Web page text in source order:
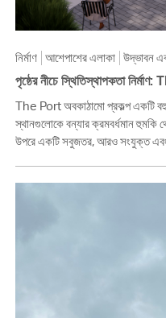
নির্মাণ আশেপাশের এলাকা উদ্ভাবন
পৃষ্ঠের নীচে স্থিতিস্থাপকতা
The Port অবকাঠামো প্রকল্প একটি
স্থানগুলোকে বন্যার ক্রমবর্ধমান হুমকি
উপরে একটি সবুজতর, আরও সংযুক্ত এবং